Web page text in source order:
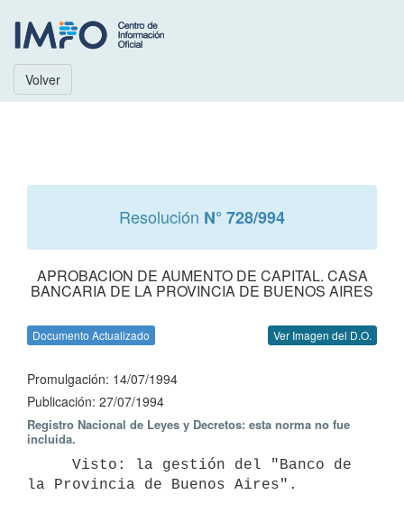
Volver
Resolución N° 728/994
APROBACION DE AUMENTO DE CAPITAL. CASA
BANCARIA DE LA PROVINCIA DE BUENOS AIRES
Documento Actualizado Ver Imagen del D.O.
Promulgación: 14/07/1994
Publicación: 27/07/1994
Registro Nacional de Leyes y Decretos: esta norma no fue
incluida.
la Provincia de Buenos Aires".